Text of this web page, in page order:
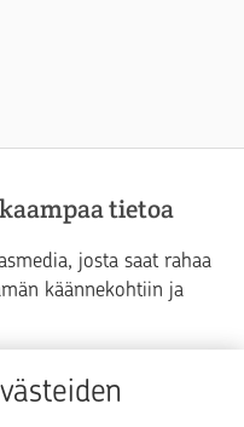
tietoa
josta saat rahaa
käännekohtiin ja
Yrityselämä